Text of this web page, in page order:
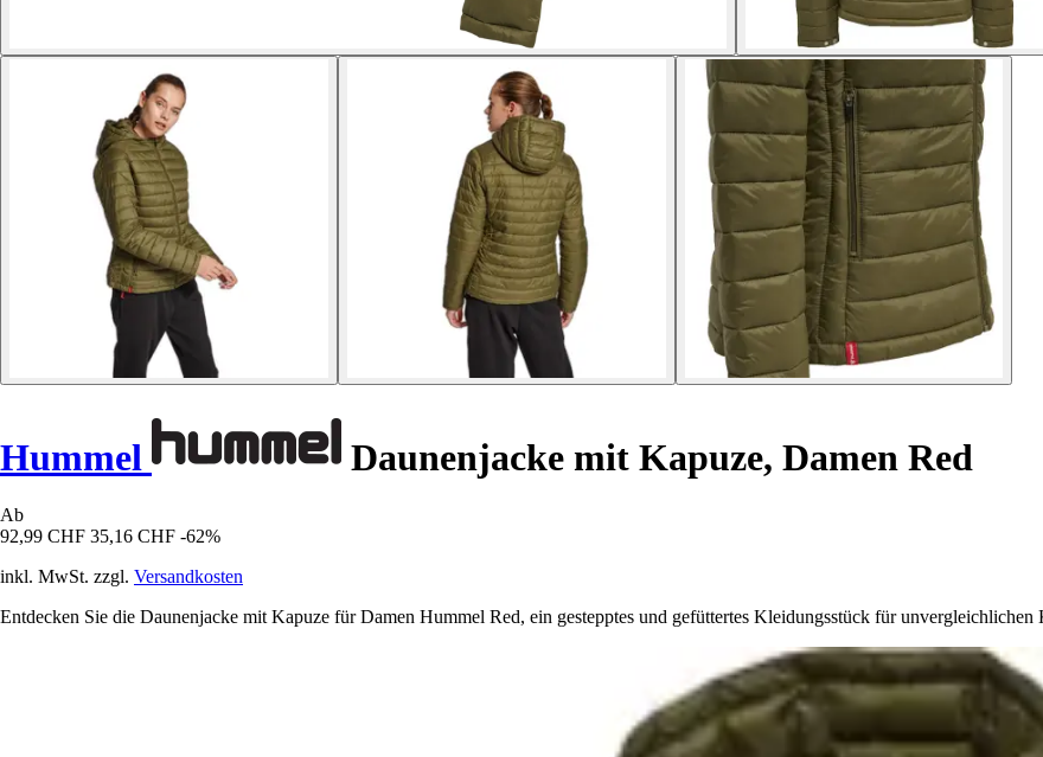
Hummel Daunenjacke mit Kapuze, Damen Red
Ab
92,99 CHF 35,16 CHF -62%
inkl. MwSt. zzgl. Versandkosten
Entdecken Sie die Daunenjacke mit Kapuze für Damen Hummel Red, ein gestepptes und gefüttertes Kleidungsstück für